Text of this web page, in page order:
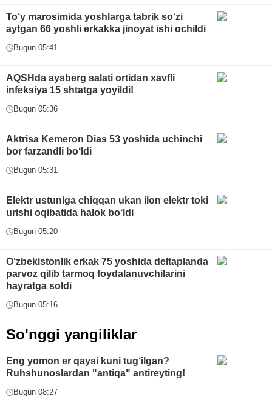
To‘y marosimida yoshlarga tabrik so‘zi
aytgan 66 yoshli erkakka jinoyat ishi ochildi
Bugun 05:41
AQSHda aysberg salati ortidan xavfli
infeksiya 15 shtatga yoyildi!
Bugun 05:36
Aktrisa Kemeron Dias 53 yoshida uchinchi
bor farzandli bo‘ldi
Bugun 05:31
Elektr ustuniga chiqqan ukan ilon elektr toki
urishi oqibatida halok bo‘ldi
Bugun 05:20
O‘zbekistonlik erkak 75 yoshida deltaplanda
parvoz qilib tarmoq foydalanuvchilarini
hayratga soldi
Bugun 05:16
So'nggi yangiliklar
Eng yomon er qaysi kuni tug‘ilgan?
Ruhshunoslardan "antiqa" antireyting!
Bugun 08:27